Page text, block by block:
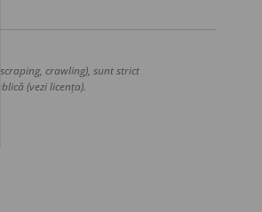
crawling), sunt strict
(vezi licența).